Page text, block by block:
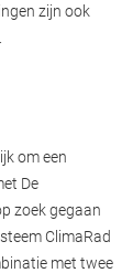
zijn ook
om een
De
zoek gegaan
ClimaRad
met twee